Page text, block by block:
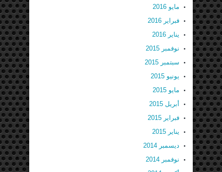
مايو 2016
فبراير 2016
يناير 2016
نوفمبر 2015
سبتمبر 2015
يونيو 2015
مايو 2015
أبريل 2015
فبراير 2015
يناير 2015
ديسمبر 2014
نوفمبر 2014